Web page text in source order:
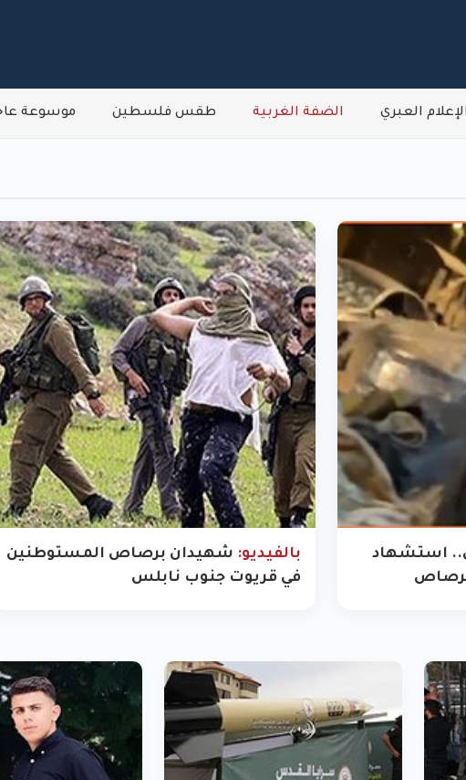
الإعلام العبري الضفة الغربية طقس فلسطين موسوعة
استشهاد
برصاص
بالفيديو: شهيدان برصاص المستوطنين
في قريوت جنوب نابلس